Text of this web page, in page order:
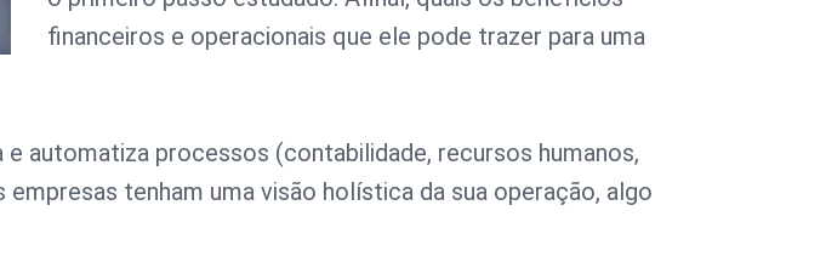
financeiros e operacionais que ele pode trazer para uma
automatiza processos (contabilidade, recursos humanos,
tenham uma visão holística da sua operação, algo